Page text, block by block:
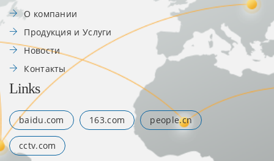
О компании
Продукция и Услуги
Новости
Контакты
Links
baidu.com 163.com people.cn
cctv.com